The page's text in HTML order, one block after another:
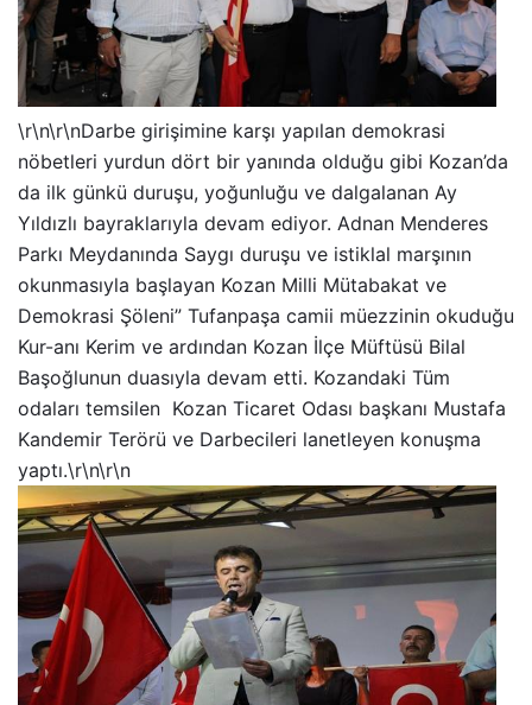
\r\n\r\nDarbe girişimine karşı yapılan demokrasi
nöbetleri yurdun dört bir yanında olduğu gibi Kozan’da
da ilk günkü duruşu, yoğunluğu ve dalgalanan Ay
Yıldızlı bayraklarıyla devam ediyor. Adnan Menderes
Parkı Meydanında Saygı duruşu ve istiklal marşının
okunmasıyla başlayan Kozan Milli Mütabakat ve
Demokrasi Şöleni” Tufanpaşa camii müezzinin okuduğu
Kur-anı Kerim ve ardından Kozan İlçe Müftüsü Bilal
Başoğlunun duasıyla devam etti. Kozandaki Tüm
odaları temsilen Kozan Ticaret Odası başkanı Mustafa
Kandemir Terörü ve Darbecileri lanetleyen konuşma
yaptı.\r\n\r\n